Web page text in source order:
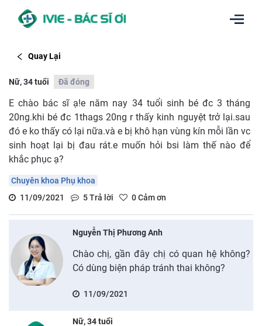
Quay Lại
Nữ, 34 tuổi Đã đóng
E chào bác sĩ ạ!e năm nay 34 tuổi sinh bé đc 3 tháng
20ng.khi bé đc 1thags 20ng r thấy kinh nguyệt trở lại.sau
đó e ko thấy có lại nữa.và e bị khô hạn vùng kín mỗi lần vc
sinh hoạt lại bị đau rát.e muốn hỏi bsi làm thế nào để
khắc phục ạ?
Chuyên khoa Phụ khoa
11/09/2021
5Trả lời 0Cảm ơn
Nguyễn Thị Phương Anh
Chào chị, gần đây chị có quan hệ không?
Có dùng biện pháp tránh thai không?
11/09/2021
Nữ, 34 tuổi